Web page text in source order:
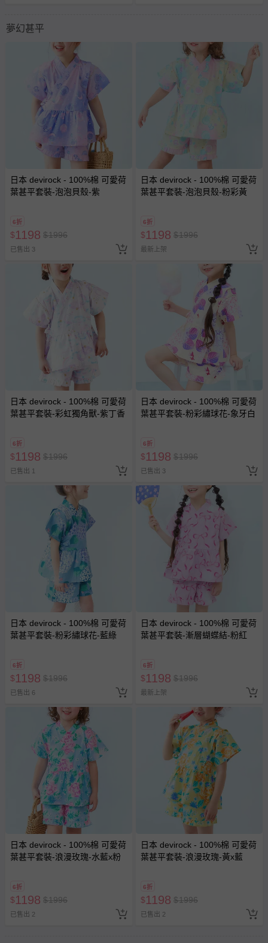
夢幻甚平
日本 devirock - 100%棉 可愛荷
葉甚平套裝-泡泡貝殼-紫
6折
$1198 $1996
已售出 3
日本 devirock - 100%棉 可愛荷
葉甚平套裝-泡泡貝殼-粉彩黃
6折
$1198 $1996
最新上架
日本 devirock - 100%棉 可愛荷
葉甚平套裝-彩虹獨角獸-紫丁香
6折
$1198 $1996
已售出 1
日本 devirock - 100%棉 可愛荷
葉甚平套裝-粉彩繡球花-象牙白
6折
$1198 $1996
已售出 3
日本 devirock - 100%棉 可愛荷
葉甚平套裝-粉彩繡球花-藍綠
6折
$1198 $1996
已售出 6
日本 devirock - 100%棉 可愛荷
葉甚平套裝-漸層蝴蝶結-粉紅
6折
$1198 $1996
最新上架
日本 devirock - 100%棉 可愛荷
葉甚平套裝-浪漫玫瑰-水藍x粉
6折
$1198 $1996
已售出 2
日本 devirock - 100%棉 可愛荷
葉甚平套裝-浪漫玫瑰-黃x藍
6折
$1198 $1996
已售出 2